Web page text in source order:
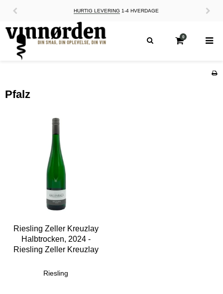
0
Pfalz
Riesling Zeller Kreuzlay
Halbtrocken, 2024 -
Riesling Zeller Kreuzlay
Riesling